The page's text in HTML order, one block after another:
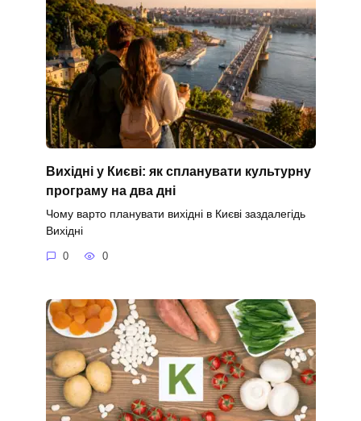
Вихідні у Києві: як спланувати культурну
програму на два дні
Чому варто планувати вихідні в Києві заздалегідь
Вихідні
0 0